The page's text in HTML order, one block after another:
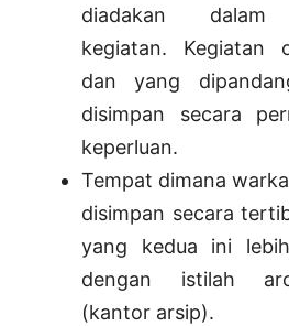
diadakan dalam
kegiatan. Kegiatan
dan yang
disimpan secara
keperluan.
Tempat dimana
disimpan secara
yang kedua ini
dengan istilah
(kantor arsip).